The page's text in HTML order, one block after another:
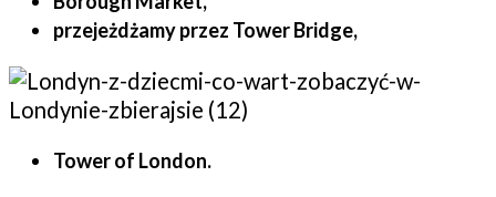
przejeżdżamy przez Tower Bridge,
Tower of London.